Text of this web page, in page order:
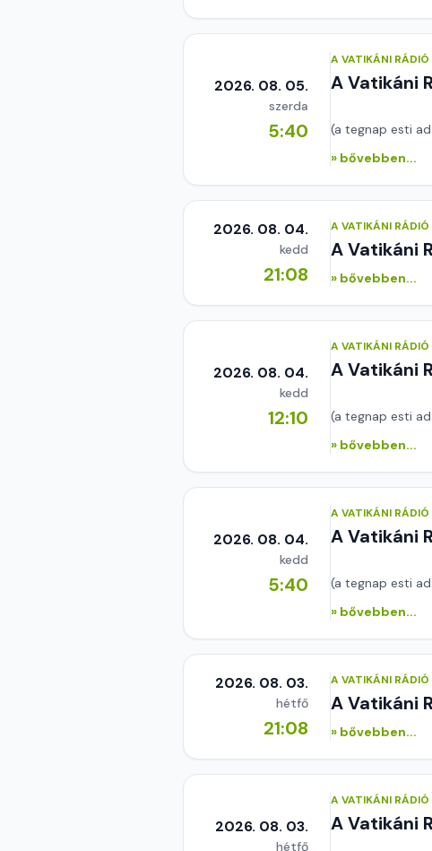
2026. 08. 05.
szerda
5:40
A VATIKÁNI
A Vatikáni
(a tegnap esti
» bővebben...
2026. 08. 04.
kedd
21:08
A VATIKÁNI
A Vatikáni
» bővebben...
2026. 08. 04.
kedd
12:10
A VATIKÁNI
A Vatikáni
(a tegnap esti
» bővebben...
2026. 08. 04.
kedd
5:40
A VATIKÁNI
A Vatikáni
(a tegnap esti
» bővebben...
2026. 08. 03.
hétfő
21:08
A VATIKÁNI
A Vatikáni
» bővebben...
2026. 08. 03.
hétfő
A VATIKÁNI
A Vatikáni